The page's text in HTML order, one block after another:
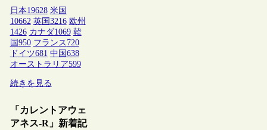
日本19628 米国
10662 英国 3216 欧州
1426 カナダ1069 韓
国 950 フランス 720
ドイツ681 中国 638
オーストラリア599
続きを見る
「カレントアウェ
アネス-R」新着記